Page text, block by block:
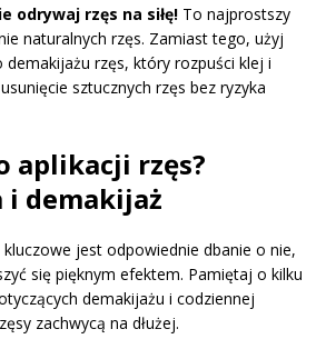
odrywaj rzęs na siłę! To najprostszy
naturalnych rzęs. Zamiast tego, użyj
demakijażu rzęs, który rozpuści klej i
sztucznych rzęs bez ryzyka
aplikacji rzęs?
i demakijaż
kluczowe jest odpowiednie dbanie o nie,
się pięknym efektem. Pamiętaj o kilku
demakijażu i codziennej
zachwycą na dłużej.